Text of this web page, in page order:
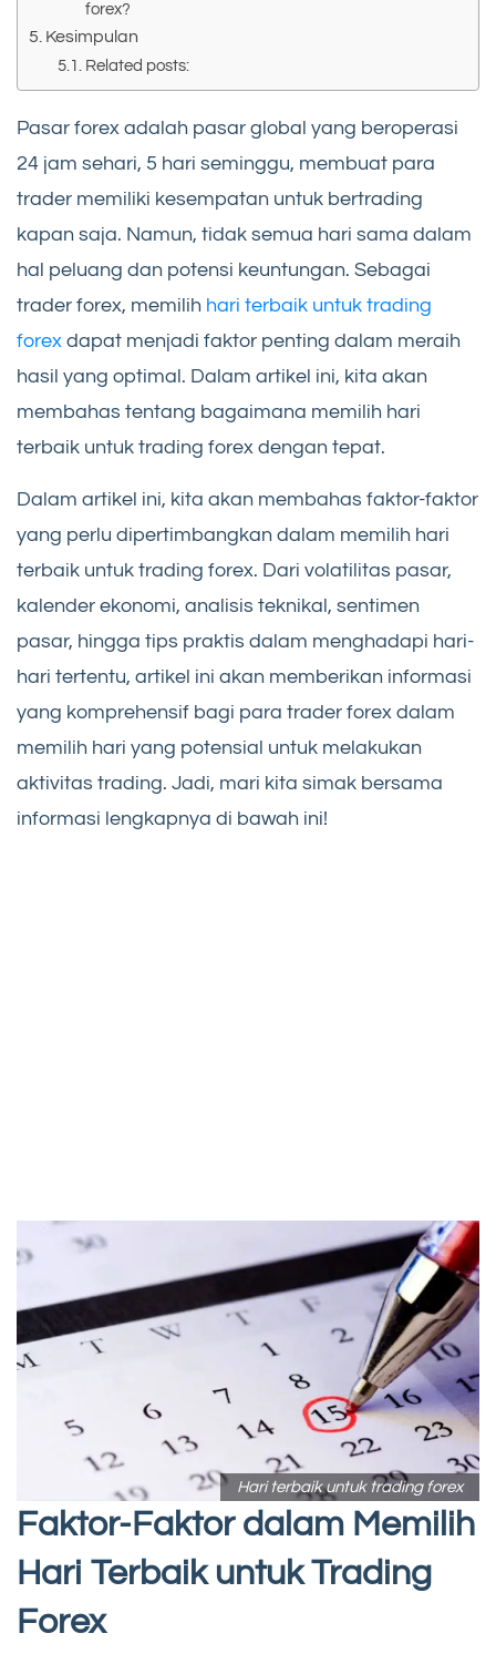
forex?
Kesimpulan
Related posts:
Pasar forex adalah pasar global yang beroperasi
24 jam sehari, 5 hari seminggu, membuat para
trader memiliki kesempatan untuk bertrading
kapan saja. Namun, tidak semua hari sama dalam
hal peluang dan potensi keuntungan. Sebagai
trader forex, memilih hari terbaik untuk trading
forex dapat menjadi faktor penting dalam meraih
hasil yang optimal. Dalam artikel ini, kita akan
membahas tentang bagaimana memilih hari
terbaik untuk trading forex dengan tepat.
Dalam artikel ini, kita akan membahas faktor-faktor
yang perlu dipertimbangkan dalam memilih hari
terbaik untuk trading forex. Dari volatilitas pasar,
kalender ekonomi, analisis teknikal, sentimen
pasar, hingga tips praktis dalam menghadapi hari-
hari tertentu, artikel ini akan memberikan informasi
yang komprehensif bagi para trader forex dalam
memilih hari yang potensial untuk melakukan
aktivitas trading. Jadi, mari kita simak bersama
informasi lengkapnya di bawah ini!
Hari terbaik untuk trading forex
Faktor-Faktor dalam Memilih
Hari Terbaik untuk Trading
Forex